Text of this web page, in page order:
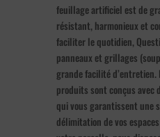
feuillage artificiel est de
résistant, harmonieux et
faciliter le quotidien,
panneaux et grillages
grande facilité d’entretien.
produits sont conçus avec
qui vous garantissent une
délimitation de vos